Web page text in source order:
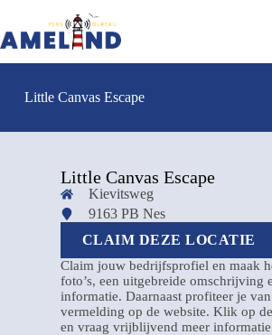
Little Canvas Escape
Little Canvas Escape
Kievitsweg
9163 PB Nes
CLAIM DEZE LOCATIE
Claim jouw bedrijfsprofiel en maak
foto’s, een uitgebreide omschrijving
informatie. Daarnaast profiteer je
vermelding op de website. Klik op
en vraag vrijblijvend meer informatie